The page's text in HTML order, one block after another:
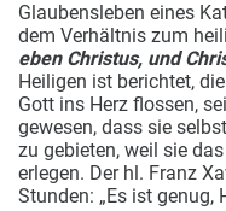
Glaubensleben eines
dem Verhältnis zum
eben Christus, und
Heiligen ist berichtet,
Gott ins Herz flossen,
gewesen, dass sie
zu gebieten, weil sie
erlegen. Der hl. Franz
Stunden: „Es ist genug,